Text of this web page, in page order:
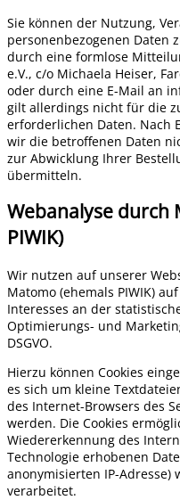
Sie können der Nutzung,
personenbezogenen Daten
durch eine formlose
e.V., c/o Michaela Heiser,
oder durch eine E-Mail an
gilt allerdings nicht für die
erforderlichen Daten. Nach
wir die betroffenen Daten
zur Abwicklung Ihrer
übermitteln.
Webanalyse durch
PIWIK)
Wir nutzen auf unserer
Matomo (ehemals PIWIK)
Interesses an der
Optimierungs- und
DSGVO.
Hierzu können Cookies
es sich um kleine
des Internet-Browsers des
werden. Die Cookies
Wiedererkennung des
Technologie erhobenen
anonymisierten IP-Adresse)
verarbeitet.